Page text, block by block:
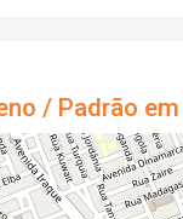
/ Padrão